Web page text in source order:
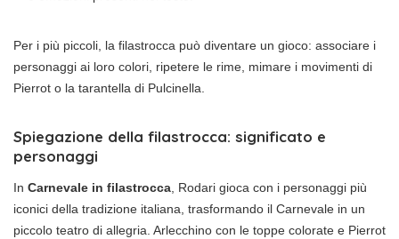
Per i più piccoli, la filastrocca può diventare un gioco: associare i
personaggi ai loro colori, ripetere le rime, mimare i movimenti di
Pierrot o la tarantella di Pulcinella.
Spiegazione della filastrocca: significato e
personaggi
In Carnevale in filastrocca , Rodari gioca con i personaggi più
iconici della tradizione italiana, trasformando il Carnevale in un
piccolo teatro di allegria. Arlecchino con le toppe colorate e Pierrot